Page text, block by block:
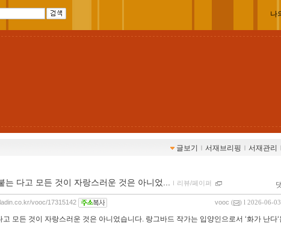
나
글보기 ｌ 서재브리핑 ｌ 서재관리 ｌ
붙는 다고 모든 것이 자랑스러운 것은 아니었... ｌ 리뷰/페이퍼
vooc ( ) l 2026-06-
vooc/17315142
고 모든 것이 자랑스러운 것은 아니었습니다. 랑그바드 작가는 입양인으로서 ‘화가 난다‘